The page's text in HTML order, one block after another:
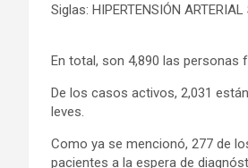
Siglas: HIPERTENSIÓN
En total, son 4,890 las personas
De los casos activos, 2,031
leves.
Como ya se mencionó, 277 de
pacientes a la espera de